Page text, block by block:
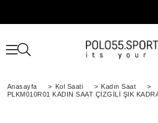
Anasayfa > Kol Saati > Kadın Saat
>
PLKM010R01 KADIN SAAT ÇİZGİLİ ŞIK